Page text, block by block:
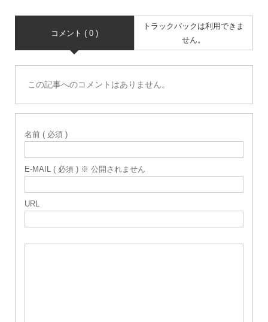
コメント ( 0 )
トラックバックは利用できま
せん。
この記事へのコメントはありません。
名前 ( 必須 )
E-MAIL ( 必須 ) ※ 公開されません
URL